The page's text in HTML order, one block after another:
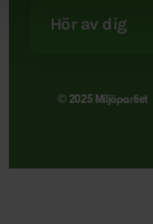
Hör av dig
© 2025 Miljöpartiet